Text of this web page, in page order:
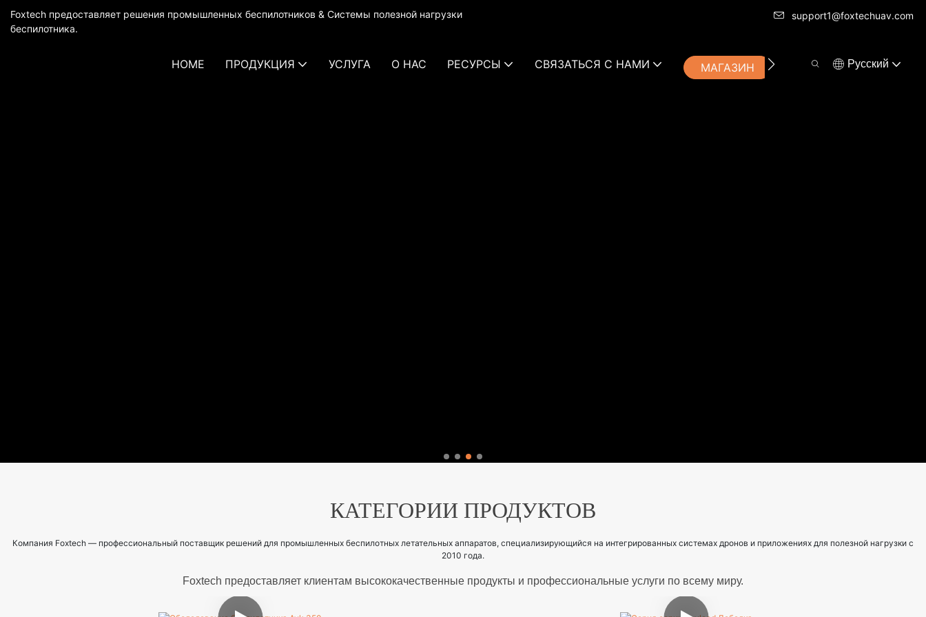
Foxtech предоставляет решения промышленных беспилотников & Системы полезной нагрузки
беспилотника.
support1@foxtechuav.com
HOME ПРОДУКЦИЯ УСЛУГА О НАС РЕСУРСЫ СВЯЗАТЬСЯ С НАМИ МАГАЗИН Pусский
КАТЕГОРИИ ПРОДУКТОВ
Компания Foxtech — профессиональный поставщик решений для промышленных беспилотных летательных аппаратов, специализирующийся на интегрированных системах дронов и приложениях для полезной нагрузки с
2010 года.
Foxtech предоставляет клиентам высококачественные продукты и профессиональные услуги по всему миру.